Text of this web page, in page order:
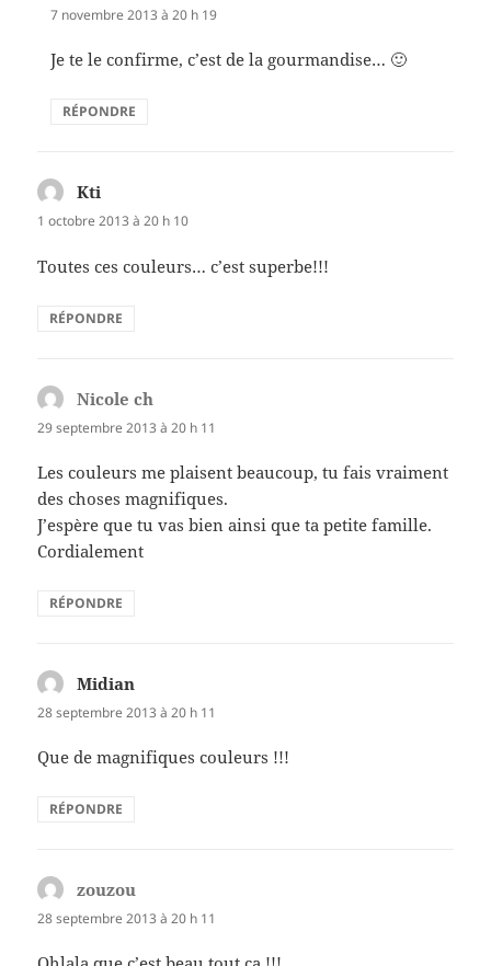
7 novembre 2013 à 20 h 19
Je te le confirme, c’est de la gourmandise… 🙂
RÉPONDRE
Kti
1 octobre 2013 à 20 h 10
Toutes ces couleurs… c’est superbe!!!
RÉPONDRE
Nicole ch
29 septembre 2013 à 20 h 11
Les couleurs me plaisent beaucoup, tu fais vraiment
des choses magnifiques.
J’espère que tu vas bien ainsi que ta petite famille.
Cordialement
RÉPONDRE
Midian
28 septembre 2013 à 20 h 11
Que de magnifiques couleurs !!!
RÉPONDRE
zouzou
28 septembre 2013 à 20 h 11